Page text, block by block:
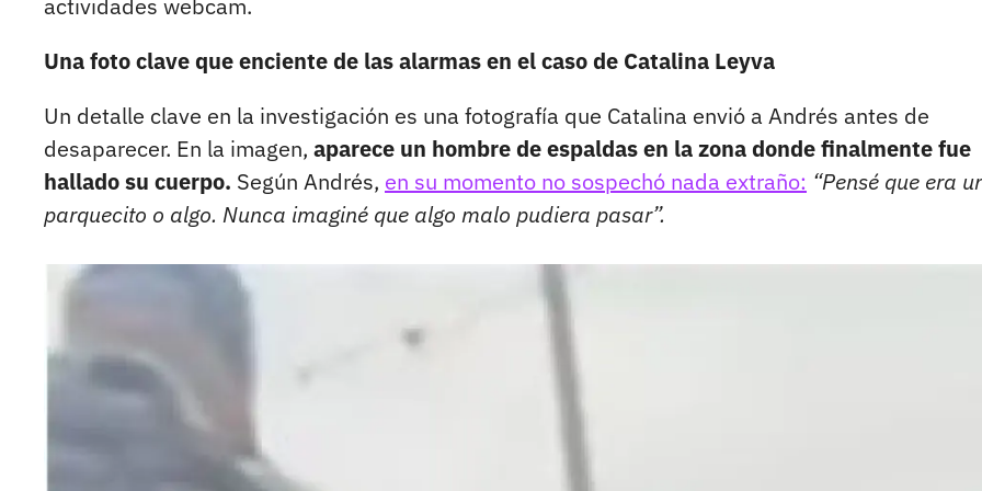
actividades webcam.
Una foto clave que enciente de las alarmas en el caso de Catalina Leyva
Un detalle clave en la investigación es una fotografía que Catalina envió a Andrés antes de
desaparecer. En la imagen, aparece un hombre de espaldas en la zona donde finalmente fue
hallado su cuerpo. Según Andrés, en su momento no sospechó nada extraño: “Pensé que era
parquecito o algo. Nunca imaginé que algo malo pudiera pasar”.